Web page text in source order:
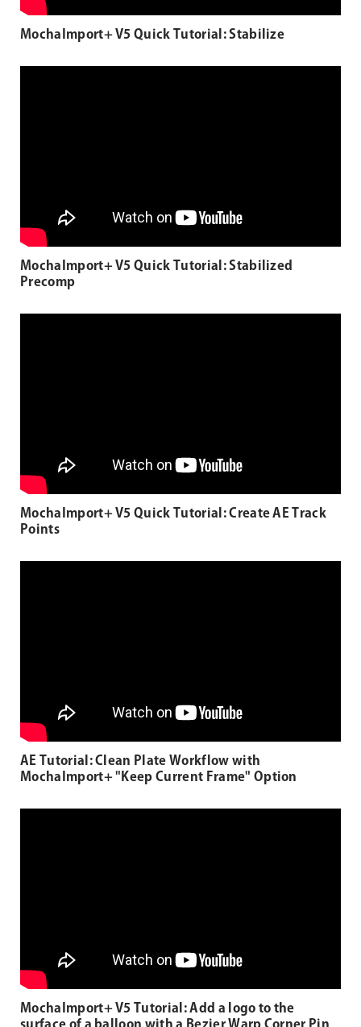
MochaImport+ V5 Quick Tutorial: Stabilize
MochaImport+ V5 Quick Tutorial: Stabilized
Precomp
MochaImport+ V5 Quick Tutorial: Create AE Track
Points
AE Tutorial: Clean Plate Workflow with
MochaImport+ "Keep Current Frame" Option
MochaImport+ V5 Tutorial: Add a logo to the